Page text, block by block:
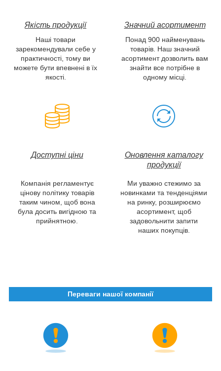
Якість продукції Значний асортимент
Наші товари
зарекомендували себе у
практичності, тому ви
можете бути впевнені в їх
якості.
Понад 900 найменувань
товарів. Наш значний
асортимент дозволить вам
знайти все потрібне в
одному місці.
Доступні ціни
Оновлення каталогу
продукції
Компанія регламентує
цінову політику товарів
таким чином, щоб вона
була досить вигідною та
прийнятною.
Ми уважно стежимо за
новинками та тенденціями
на ринку, розширюємо
асортимент, щоб
задовольнити запити
наших покупців.
Переваги нашої компанії